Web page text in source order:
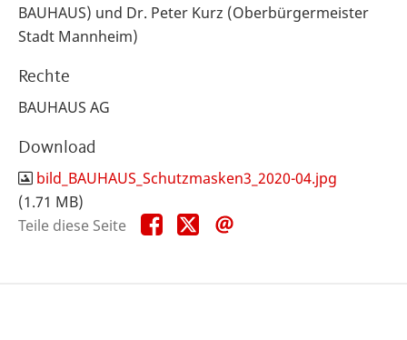
BAUHAUS) und Dr. Peter Kurz (Oberbürgermeister
Stadt Mannheim)
Rechte
BAUHAUS AG
Download
bild_BAUHAUS_Schutzmasken3_2020-04.jpg
(1.71 MB)
Teile diese Seite
Teile
diese
Teile
diese